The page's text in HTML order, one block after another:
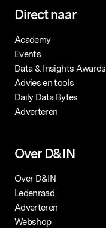
Direct naar
Academy
Events
Data & Insights Awards
Advies en tools
Daily Data Bytes
Adverteren
Over D&IN
Over D&IN
Ledenraad
Adverteren
Webshop